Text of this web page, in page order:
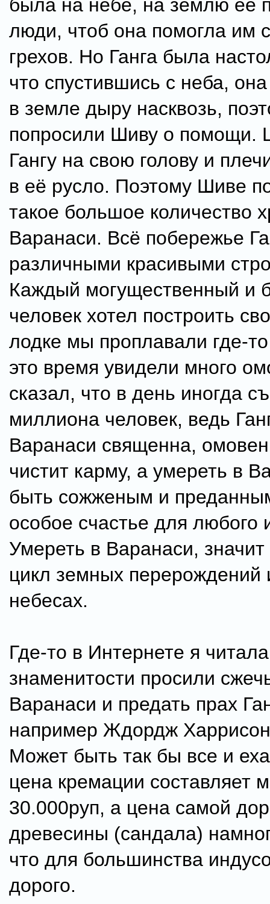
была на небе, на землю её
люди, чтоб она помогла им
грехов. Но Ганга была
что спустившись с неба,
в земле дыру насквозь,
попросили Шиву о помощи.
Гангу на свою голову и
в её русло. Поэтому Шиве
такое большое количество
Варанаси. Всё побережье
различными красивыми
Каждый могущественный и
человек хотел построить
лодке мы проплавали где-
это время увидели много
сказал, что в день иногда
миллиона человек, ведь
Варанаси священна,
чистит карму, а умереть в
быть сожженым и
особое счастье для любого
Умереть в Варанаси, значит
цикл земных перерождений
небесах.
Где-то в Интернете я
знаменитости просили
Варанаси и предать прах
например Ждордж Харрисон
Может быть так бы все и
цена кремации составляет
30.000руп, а цена самой
древесины (сандала)
что для большинства
дорого.